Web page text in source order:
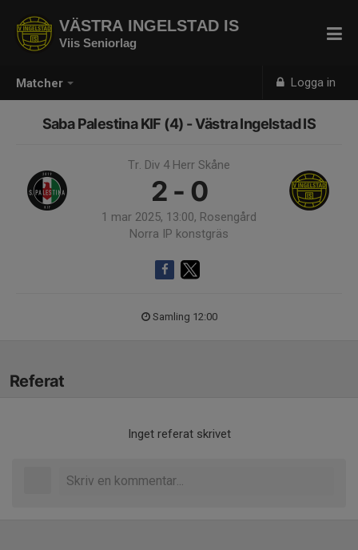
Matcher Logga in
VÄSTRA INGELSTAD IS
Viis Seniorlag
Saba Palestina KIF (4) - Västra Ingelstad IS
Tr. Div 4 Herr Skåne
2 - 0
1 mar 2025, 13:00, Rosengård
Norra IP konstgräs
Samling 12:00
Referat
Inget referat skrivet